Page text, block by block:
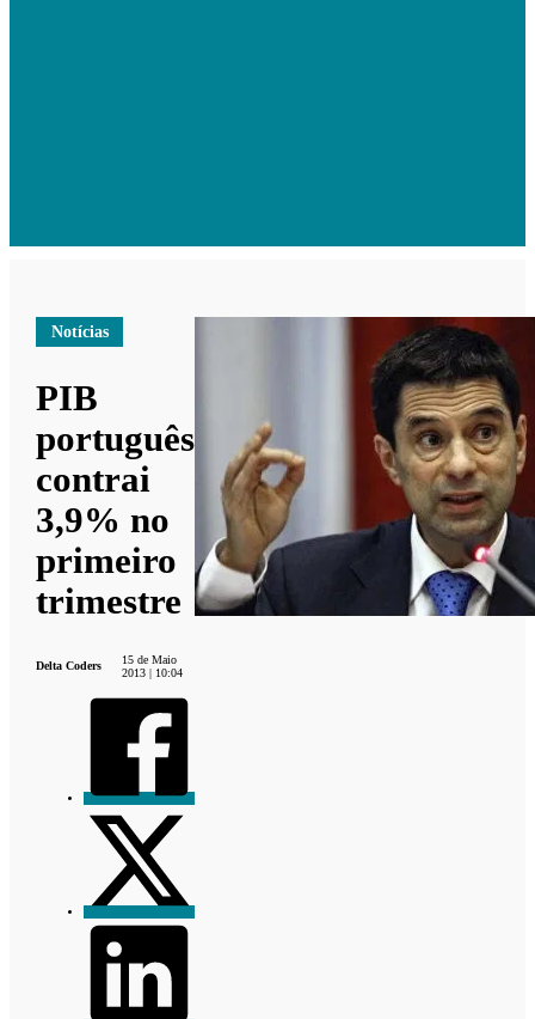
Notícias
PIB
português
contrai
3,9% no
primeiro
trimestre
Delta Coders
15 de Maio
2013 | 10:04